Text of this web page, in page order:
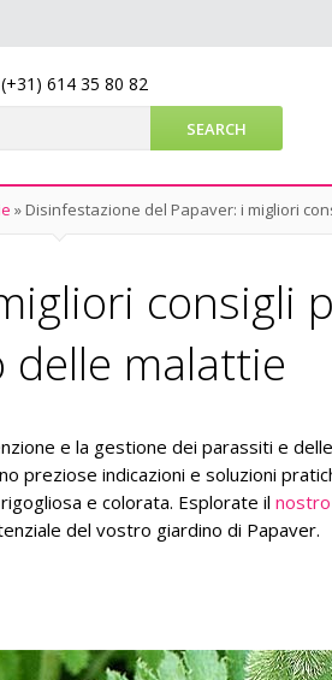
(+31) 614 35 80 82
» Disinfestazione del Papaver: i migliori
consigli
delle malattie
e la gestione dei parassiti e delle
preziose indicazioni e soluzioni
e colorata. Esplorate il
del vostro giardino di Papaver.